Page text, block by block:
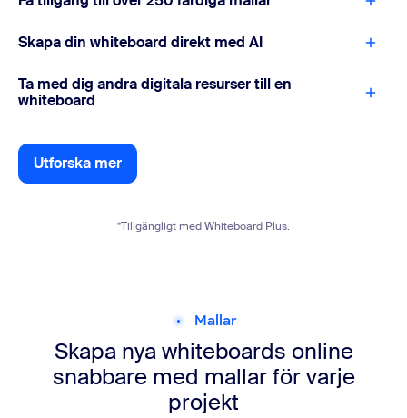
Skapa din whiteboard direkt med AI
Ta med dig andra digitala resurser till en
whiteboard
Utforska mer
Utforska mer
*Tillgängligt med Whiteboard Plus.
Mallar
Skapa nya whiteboards online
snabbare med mallar för varje
projekt